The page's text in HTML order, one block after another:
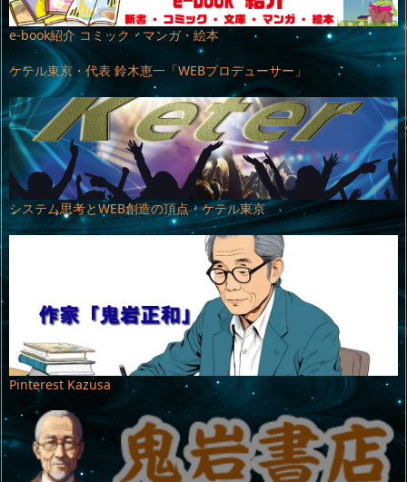
e-book紹介 コミック・マンガ・絵本
ケテル東京・代表 鈴木恵一「WEBプロデューサー」
システム思考とWEB創造の頂点・ケテル東京
Pinterest Kazusa